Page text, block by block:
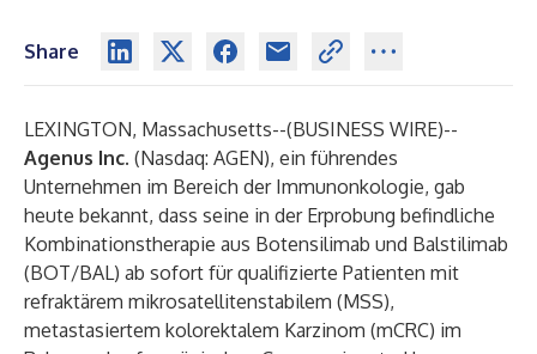
Share
LEXINGTON, Massachusetts--(BUSINESS WIRE)--
Agenus Inc. (Nasdaq: AGEN), ein führendes
Unternehmen im Bereich der Immunonkologie, gab
heute bekannt, dass seine in der Erprobung befindliche
Kombinationstherapie aus Botensilimab und Balstilimab
(BOT/BAL) ab sofort für qualifizierte Patienten mit
refraktärem mikrosatellitenstabilem (MSS),
metastasiertem kolorektalem Karzinom (mCRC) im